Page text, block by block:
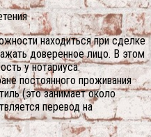
находиться при сделке
доверенное лицо. В этом
у нотариуса.
постоянного проживания
(это занимает около
перевод на